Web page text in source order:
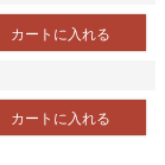
カートに入れる
カートに入れる